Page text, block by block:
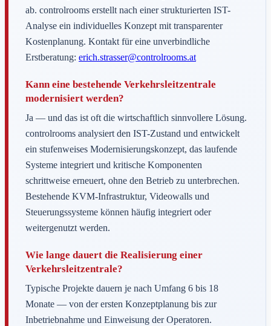
ab. controlrooms erstellt nach einer strukturierten IST-
Analyse ein individuelles Konzept mit transparenter
Kostenplanung. Kontakt für eine unverbindliche
Erstberatung: erich.strasser@controlrooms.at
Kann eine bestehende Verkehrsleitzentrale
modernisiert werden?
Ja — und das ist oft die wirtschaftlich sinnvollere Lösung.
controlrooms analysiert den IST-Zustand und entwickelt
ein stufenweises Modernisierungskonzept, das laufende
Systeme integriert und kritische Komponenten
schrittweise erneuert, ohne den Betrieb zu unterbrechen.
Bestehende KVM-Infrastruktur, Videowalls und
Steuerungssysteme können häufig integriert oder
weitergenutzt werden.
Wie lange dauert die Realisierung einer
Verkehrsleitzentrale?
Typische Projekte dauern je nach Umfang 6 bis 18
Monate — von der ersten Konzeptplanung bis zur
Inbetriebnahme und Einweisung der Operatoren.